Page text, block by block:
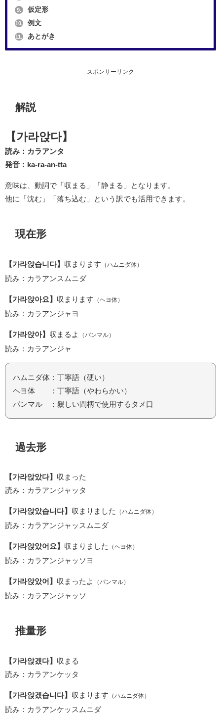
9. 仮定形
10. 例文
11. あとがき
スポンサーリンク
解説
【가라앉다】
読み：カラアンタ
発音：ka-ra-an-tta
意味は、動詞で「収まる」「静まる」となります。
他に「沈む」「落ち込む」という訳でも活用できます。
現在形
【가라앉습니다】 収まります （ハムニダ体）
読み：カラアンスムニダ
【가라앉아요】 収まります （ヘヨ体）
読み：カラアンジャヨ
【가라앉아】 収まるよ （パンマル）
読み：カラアンジャ
ハムニダ体：丁寧語（硬い）
ヘヨ体 ：丁寧語（やわらかい）
パンマル ：親しい間柄で使用するタメ口
過去形
【가라앉았다】 収まった
読み：カラアンジャッタ
【가라앉았습니다】 収まりました （ハムニダ体）
読み：カラアンジャッスムニダ
【가라앉았어요】 収まりました （ヘヨ体）
読み：カラアンジャッソヨ
【가라앉았어】 収まったよ （パンマル）
読み：カラアンジャッソ
推量形
【가라앉겠다】 収まる
読み：カラアンケッタ
【가라앉겠습니다】 収まります （ハムニダ体）
読み：カラアンケッスムニダ